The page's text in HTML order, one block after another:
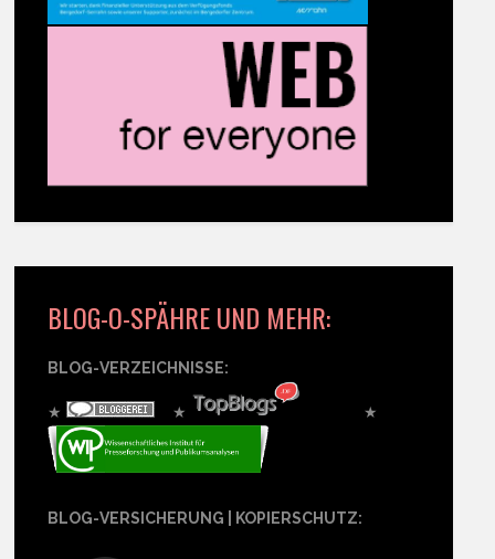
BLOG-O-SPÄHRE UND MEHR:
BLOG-VERZEICHNISSE:
★ ★ ★
BLOG-VERSICHERUNG | KOPIERSCHUTZ: